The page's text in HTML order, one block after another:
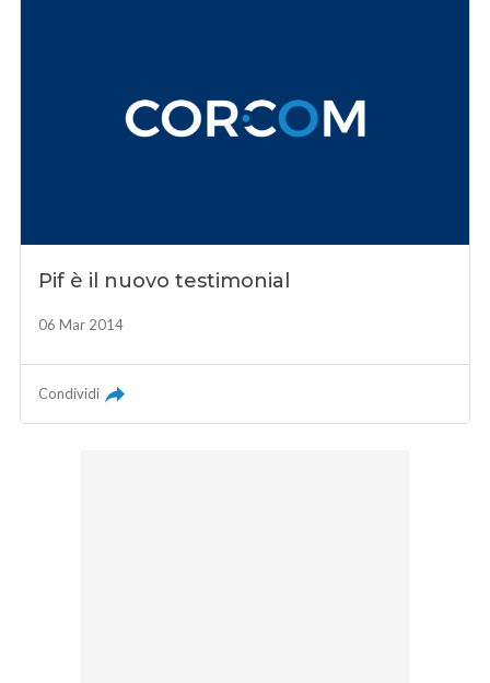
Pif è il nuovo testimonial
06 Mar 2014
Condividi